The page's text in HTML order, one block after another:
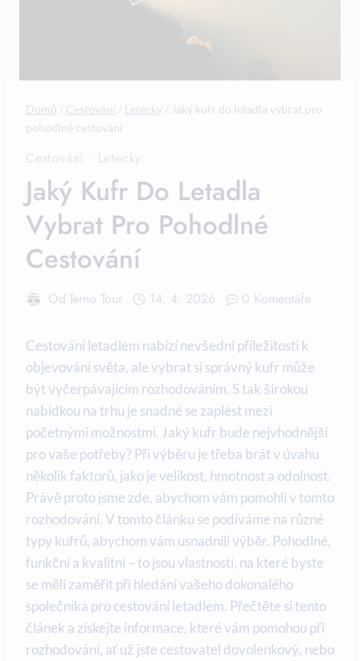
Domů / Cestování / Letecky / Jaký kufr do letadla vybrat pro
pohodlné cestování
Cestování · Letecky
Jaký Kufr Do Letadla
Vybrat Pro Pohodlné
Cestování
OdTerno Tour 14. 4. 2026 0 Komentáře
Cestování letadlem nabízí nevšední příležitosti k
objevování světa, ale vybrat si správný kufr může
být vyčerpávajícím rozhodováním. S tak širokou
nabídkou na trhu je snadné se zaplést mezi
početnými možnostmi. Jaký kufr bude nejvhodnější
pro vaše potřeby? Při výběru je třeba brát v úvahu
několik faktorů, jako je velikost, hmotnost a odolnost.
Právě proto jsme zde, abychom vám pomohli v tomto
rozhodování. V tomto článku se podíváme na různé
typy kufrů, abychom vám usnadnili výběr. Pohodlné,
funkční a kvalitní – to jsou vlastnosti, na které byste
se měli zaměřit při hledání vašeho dokonalého
společníka pro cestování letadlem. Přečtěte si tento
článek a získejte informace, které vám pomohou při
rozhodování, ať už jste cestovatel dovolenkový, nebo